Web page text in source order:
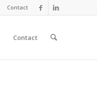
Contact
Contact